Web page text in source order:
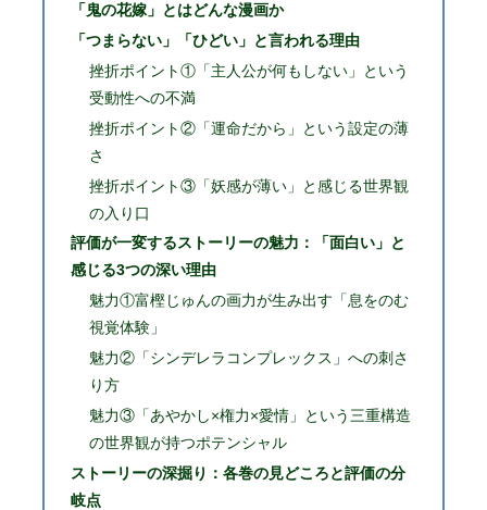
「鬼の花嫁」とはどんな漫画か
「つまらない」「ひどい」と言われる理由
挫折ポイント①「主人公が何もしない」という
受動性への不満
挫折ポイント②「運命だから」という設定の薄
さ
挫折ポイント③「妖感が薄い」と感じる世界観
の入り口
評価が一変するストーリーの魅力：「面白い」と
感じる3つの深い理由
魅力①富樫じゅんの画力が生み出す「息をのむ
視覚体験」
魅力②「シンデレラコンプレックス」への刺さ
り方
魅力③「あやかし×権力×愛情」という三重構造
の世界観が持つポテンシャル
ストーリーの深掘り：各巻の見どころと評価の分
岐点